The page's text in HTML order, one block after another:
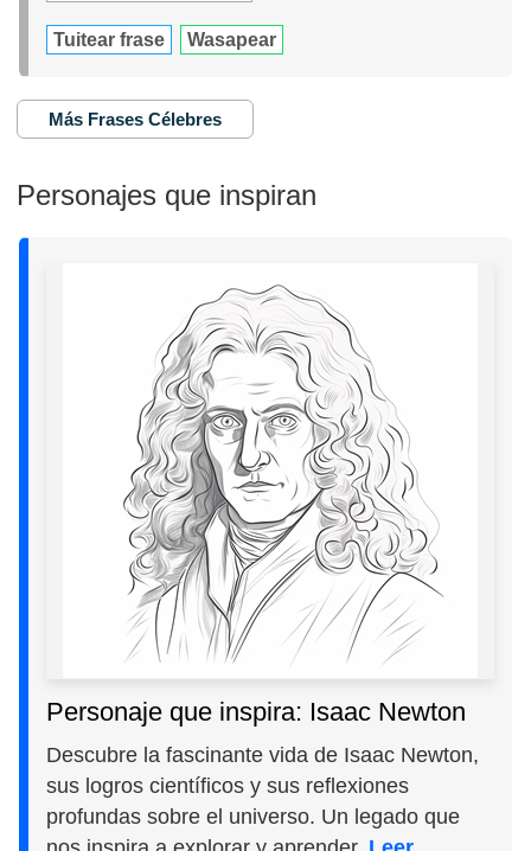
Tuitear frase Wasapear
Más Frases Célebres
Personajes que inspiran
Personaje que inspira: Isaac Newton
Descubre la fascinante vida de Isaac Newton,
sus logros científicos y sus reflexiones
profundas sobre el universo. Un legado que